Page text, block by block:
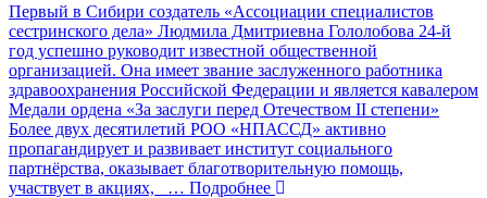
Первый в Сибири создатель «Ассоциации специалистов
сестринского дела» Людмила Дмитриевна Гололобова 24-й
год успешно руководит известной общественной
организацией. Она имеет звание заслуженного работника
здравоохранения Российской Федерации и является кавалером
Медали ордена «За заслуги перед Отечеством II степени»
Более двух десятилетий РОО «НПАССД» активно
пропагандирует и развивает институт социального
партнёрства, оказывает благотворительную помощь,
участвует в акциях,
… Подробнее